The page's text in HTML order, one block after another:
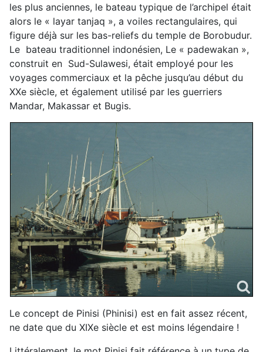
les plus anciennes, le bateau typique de l’archipel était
alors le « layar tanjaq », a voiles rectangulaires, qui
figure déjà sur les bas-reliefs du temple de Borobudur.
Le bateau traditionnel indonésien, Le « padewakan »,
construit en Sud-Sulawesi, était employé pour les
voyages commerciaux et la pêche jusqu’au début du
XXe siècle, et également utilisé par les guerriers
Mandar, Makassar et Bugis.
Le concept de Pinisi (Phinisi) est en fait assez récent,
ne date que du XIXe siècle et est moins légendaire !